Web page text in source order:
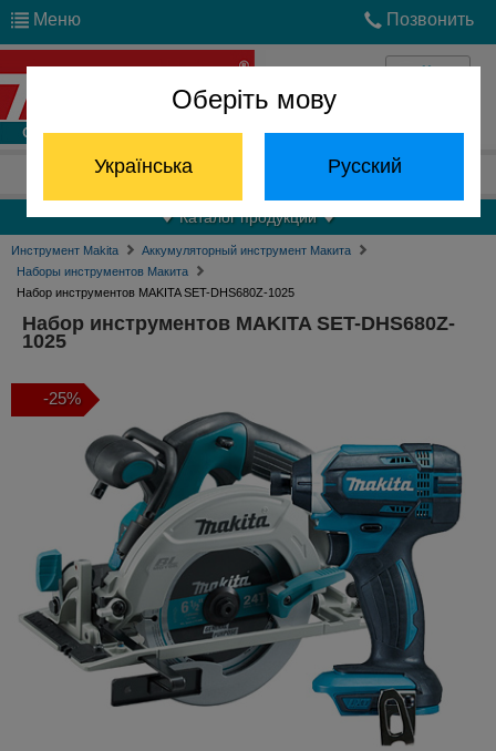
Оберіть мову
Українська Русский
Меню Позвонить
Войти
Отдел запчастей: (068) 824-24-24
Каталог продукции
Инструмент Makita
Аккумуляторный инструмент Макита
Наборы инструментов Макита
Набор инструментов MAKITA SET-DHS680Z-1025
Набор инструментов MAKITA SET-DHS680Z-
1025
-25%